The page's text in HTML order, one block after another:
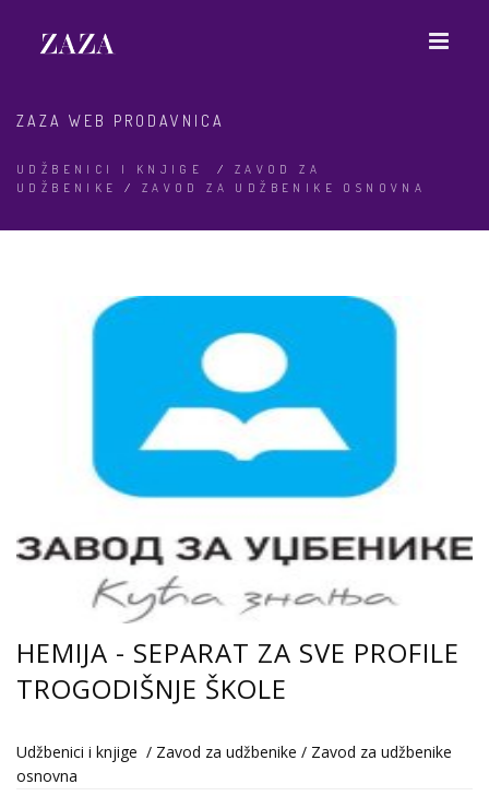
ZAZA WEB PRODAVNICA
UDŽBENICI I KNJIGE / ZAVOD ZA
UDŽBENIKE
/ ZAVOD ZA UDŽBENIKE OSNOVNA
HEMIJA - SEPARAT ZA SVE PROFILE
TROGODIŠNJE ŠKOLE
Udžbenici i knjige / Zavod za udžbenike / Zavod za udžbenike
osnovna